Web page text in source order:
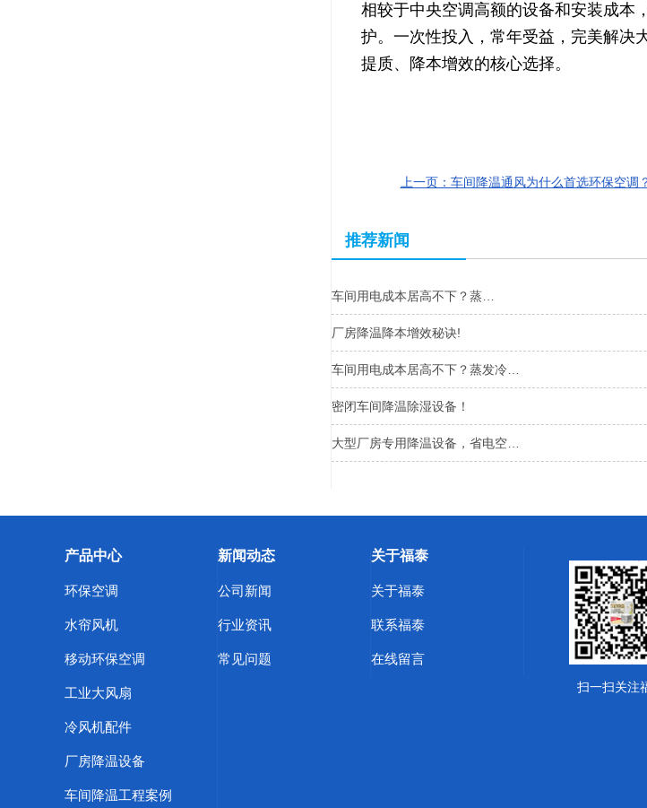
相较于中央空调高额的设备和安装成本
护。一次性投入，常年受益，完美解决
提质、降本增效的核心选择。
上一页：车间降温通风为什么首选环保空调
推荐新闻
车间用电成本居高不下？蒸…
厂房降温降本增效秘诀!
车间用电成本居高不下？蒸发冷…
密闭车间降温除湿设备！
大型厂房专用降温设备，省电空…
产品中心
环保空调
水帘风机
移动环保空调
工业大风扇
冷风机配件
厂房降温设备
车间降温工程案例
新闻动态
公司新闻
行业资讯
常见问题
关于福泰
关于福泰
联系福泰
在线留言
扫一扫关注